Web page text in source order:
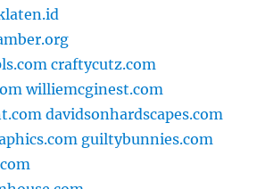
craftycutz.com
williemcginest.com
davidsonhardscapes.com
guiltybunnies.com